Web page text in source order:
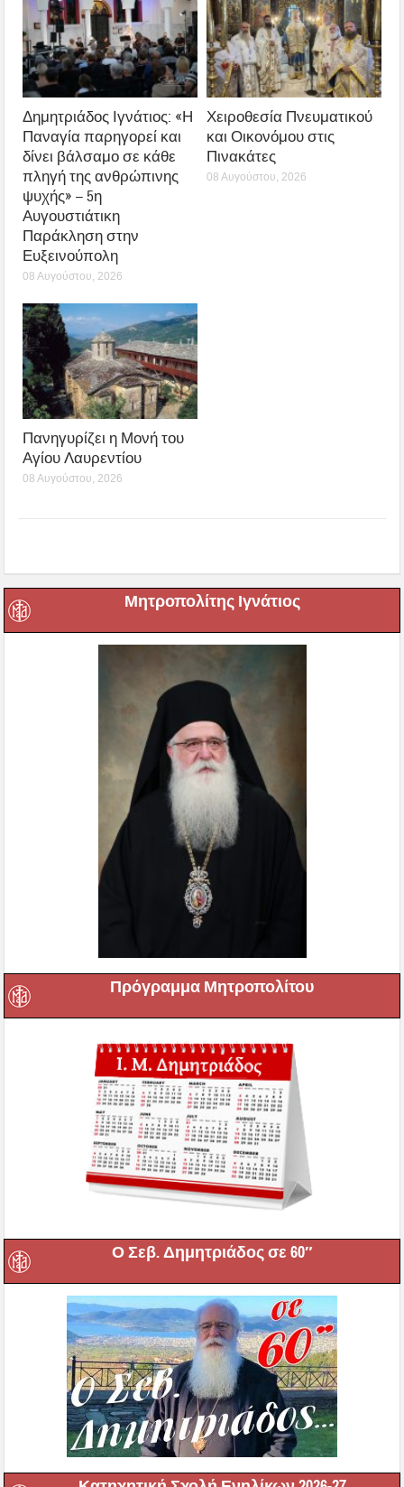
Δημητριάδος Ιγνάτιος: «Η
Παναγία παρηγορεί και
δίνει βάλσαμο σε κάθε
πληγή της ανθρώπινης
ψυχής» – 5η
Αυγουστιάτικη
Παράκληση στην
Ευξεινούπολη
08 Αυγούστου, 2026
Χειροθεσία Πνευματικού
και Οικονόμου στις
Πινακάτες
08 Αυγούστου, 2026
Πανηγυρίζει η Μονή του
Αγίου Λαυρεντίου
08 Αυγούστου, 2026
Μητροπολίτης Ιγνάτιος
Πρόγραμμα Μητροπολίτου
Ο Σεβ. Δημητριάδος σε 60″